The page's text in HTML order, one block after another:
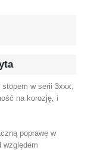
stopem w serii 3xxx,
na korozję, i
poprawę w
względem